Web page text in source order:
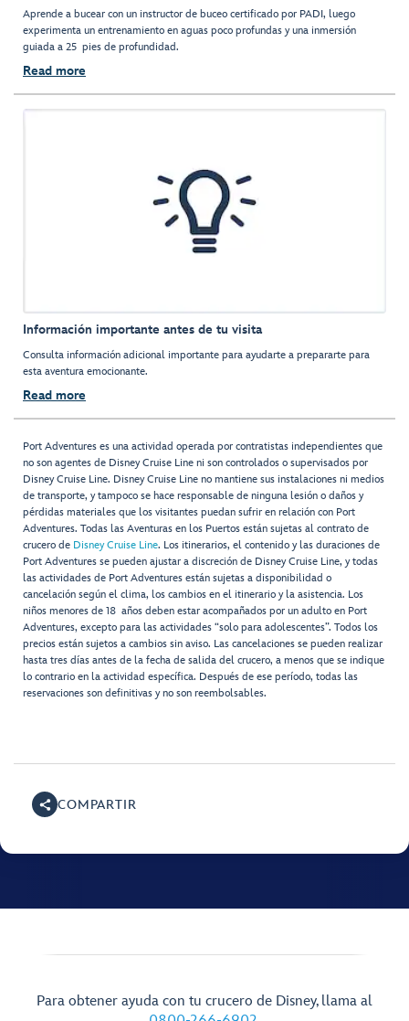
Aprende a bucear con un instructor de buceo certificado por PADI, luego
experimenta un entrenamiento en aguas poco profundas y una inmersión
guiada a 25 pies de profundidad.
Read more
Información importante antes de tu visita
Consulta información adicional importante para ayudarte a prepararte para
esta aventura emocionante.
Read more
Port Adventures es una actividad operada por contratistas independientes que
no son agentes de Disney Cruise Line ni son controlados o supervisados por
Disney Cruise Line. Disney Cruise Line no mantiene sus instalaciones ni medios
de transporte, y tampoco se hace responsable de ninguna lesión o daños y
pérdidas materiales que los visitantes puedan sufrir en relación con Port
Adventures. Todas las Aventuras en los Puertos están sujetas al contrato de
crucero de Disney Cruise Line. Los itinerarios, el contenido y las duraciones de
Port Adventures se pueden ajustar a discreción de Disney Cruise Line, y todas
las actividades de Port Adventures están sujetas a disponibilidad o
cancelación según el clima, los cambios en el itinerario y la asistencia. Los
niños menores de 18 años deben estar acompañados por un adulto en Port
Adventures, excepto para las actividades “solo para adolescentes”. Todos los
precios están sujetos a cambios sin aviso. Las cancelaciones se pueden realizar
hasta tres días antes de la fecha de salida del crucero, a menos que se indique
lo contrario en la actividad específica. Después de ese período, todas las
reservaciones son definitivas y no son reembolsables.
COMPARTIR
Para obtener ayuda con tu crucero de Disney, llama al